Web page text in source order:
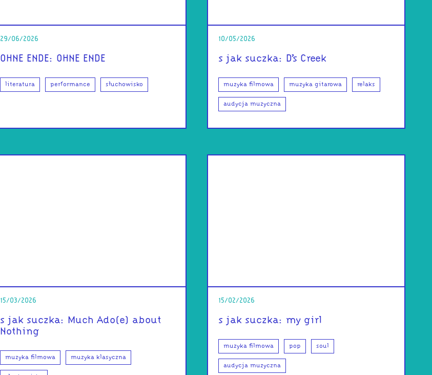
29/06/2026
OHNE ENDE: OHNE ENDE
literatura performance słuchowisko
10/05/2026
s jak suczka: D’s Creek
muzyka filmowa muzyka gitarowa relaks
audycja muzyczna
15/03/2026
s jak suczka: Much Ado(e) about
Nothing
muzyka filmowa muzyka klasyczna
15/02/2026
s jak suczka: my girl
muzyka filmowa pop soul
audycja muzyczna